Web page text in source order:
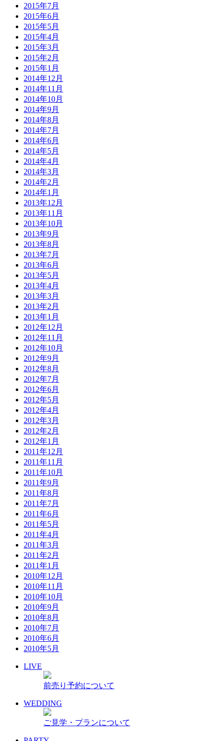
2015年7月
2015年6月
2015年5月
2015年4月
2015年3月
2015年2月
2015年1月
2014年12月
2014年11月
2014年10月
2014年9月
2014年8月
2014年7月
2014年6月
2014年5月
2014年4月
2014年3月
2014年2月
2014年1月
2013年12月
2013年11月
2013年10月
2013年9月
2013年8月
2013年7月
2013年6月
2013年5月
2013年4月
2013年3月
2013年2月
2013年1月
2012年12月
2012年11月
2012年10月
2012年9月
2012年8月
2012年7月
2012年6月
2012年5月
2012年4月
2012年3月
2012年2月
2012年1月
2011年12月
2011年11月
2011年10月
2011年9月
2011年8月
2011年7月
2011年6月
2011年5月
2011年4月
2011年3月
2011年2月
2011年1月
2010年12月
2010年11月
2010年10月
2010年9月
2010年8月
2010年7月
2010年6月
2010年5月
LIVE
前売り予約について
WEDDING
ご見学・プランについて